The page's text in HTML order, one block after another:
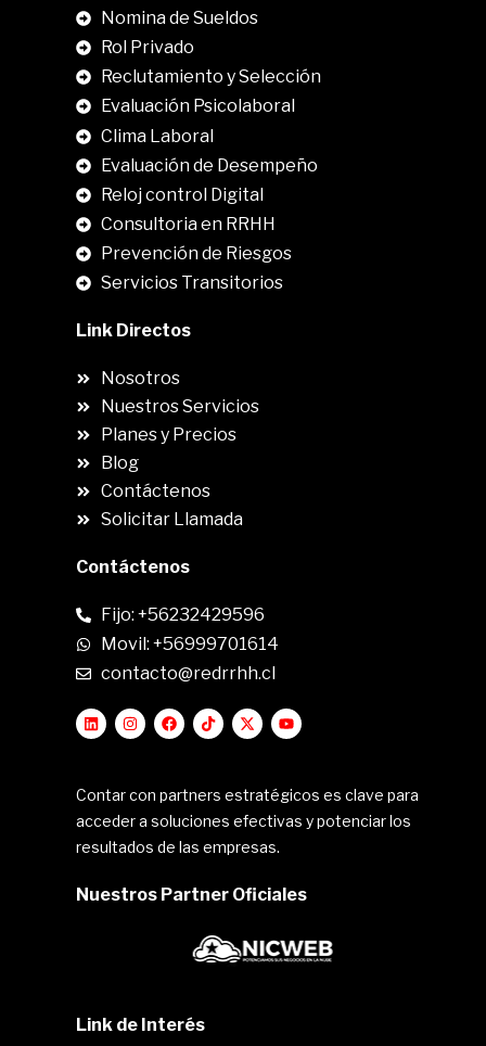
Nomina de Sueldos
Rol Privado
Reclutamiento y Selección
Evaluación Psicolaboral
Clima Laboral
Evaluación de Desempeño
Reloj control Digital
Consultoria en RRHH
Prevención de Riesgos
Servicios Transitorios
Link Directos
Nosotros
Nuestros Servicios
Planes y Precios
Blog
Contáctenos
Solicitar Llamada
Contáctenos
Fijo: +56232429596
Movil: +56999701614
contacto@redrrhh.cl
Contar con partners estratégicos es clave para
acceder a soluciones efectivas y potenciar los
resultados de las empresas.
Nuestros Partner Oficiales
Link de Interés